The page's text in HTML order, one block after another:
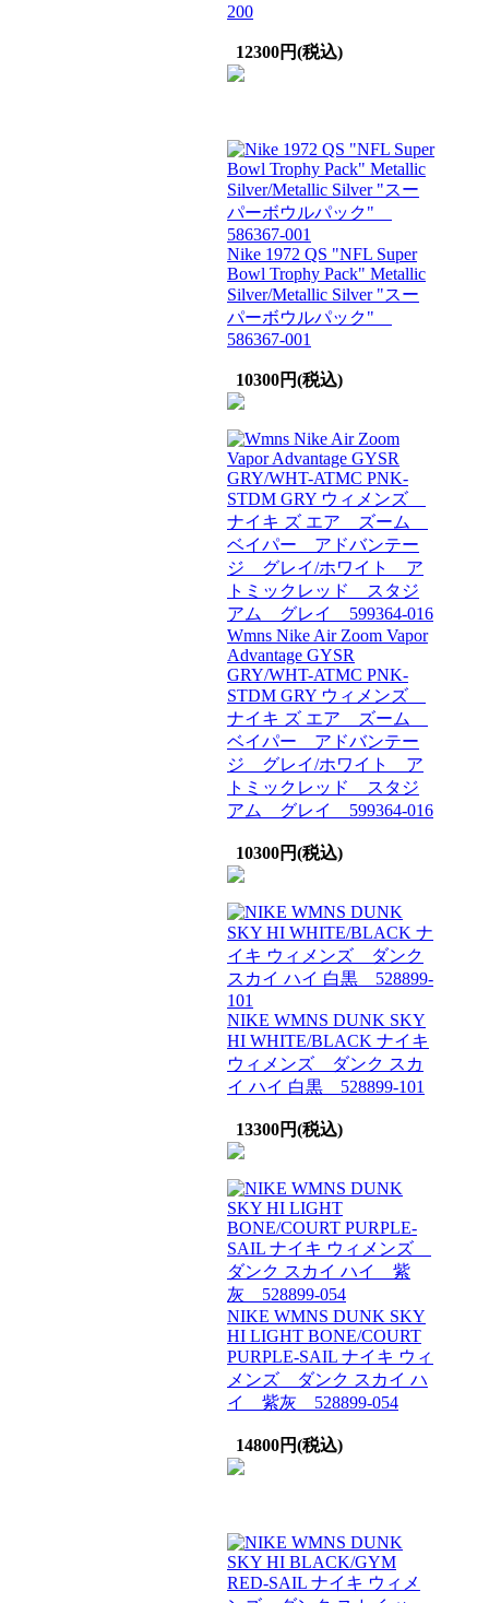
200
12300円(税込)
Nike 1972 QS "NFL Super
Bowl Trophy Pack" Metallic
Silver/Metallic Silver "スー
パーボウルパック"
586367-001
10300円(税込)
Wmns Nike Air Zoom Vapor
Advantage GYSR
GRY/WHT-ATMC PNK-
STDM GRY ウィメンズ
ナイキ ズ エア ズーム
ベイパー アドバンテー
ジ グレイ/ホワイト ア
トミックレッド スタジ
アム グレイ 599364-016
10300円(税込)
NIKE WMNS DUNK SKY
HI WHITE/BLACK ナイキ
ウィメンズ ダンク スカ
イ ハイ 白黒 528899-101
13300円(税込)
NIKE WMNS DUNK SKY
HI LIGHT BONE/COURT
PURPLE-SAIL ナイキ ウィ
メンズ ダンク スカイ ハ
イ 紫灰 528899-054
14800円(税込)